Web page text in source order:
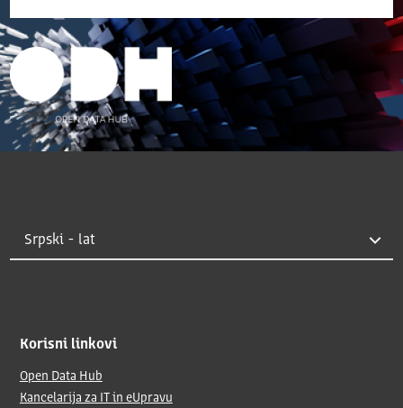
Korisni linkovi
Open Data Hub
Kancelarija za IT in eUpravu